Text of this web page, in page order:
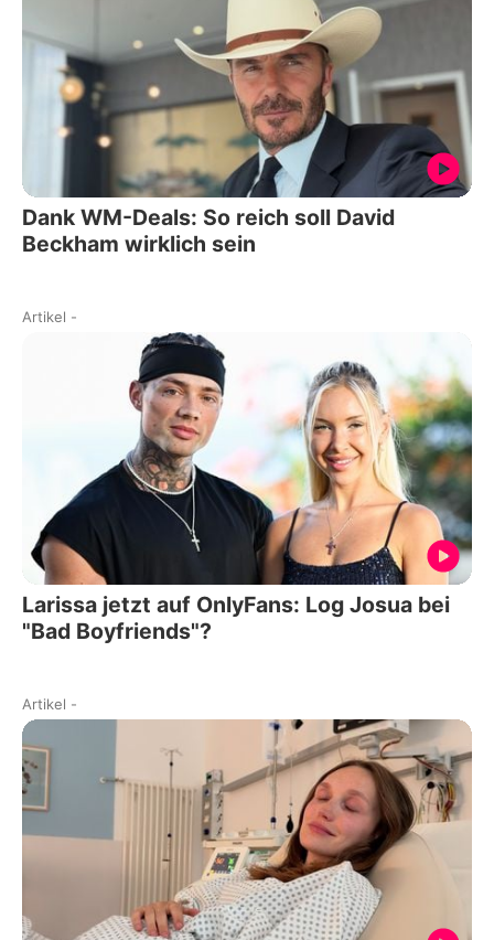
Dank WM-Deals: So reich soll David
Beckham wirklich sein
Artikel -
Larissa jetzt auf OnlyFans: Log Josua bei
"Bad Boyfriends"?
Artikel -